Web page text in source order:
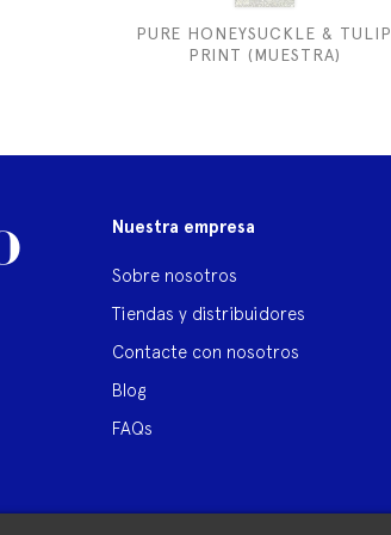
PURE HONEYSUCKLE & TULIP
PRINT (MUESTRA)
Nuestra empresa
Sobre nosotros
Tiendas y distribuidores
Contacte con nosotros
Blog
FAQs